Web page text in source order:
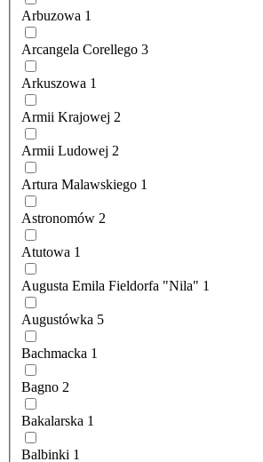
Arbuzowa 1
Arcangela Corellego 3
Arkuszowa 1
Armii Krajowej 2
Armii Ludowej 2
Artura Malawskiego 1
Astronomów 2
Atutowa 1
Augusta Emila Fieldorfa "Nila" 1
Augustówka 5
Bachmacka 1
Bagno 2
Bakalarska 1
Balbinki 1